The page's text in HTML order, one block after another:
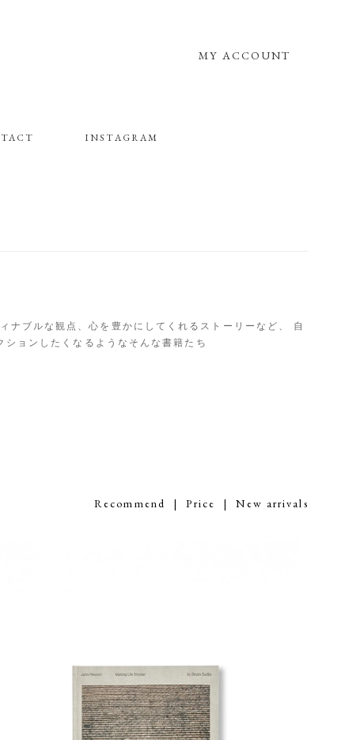
MY ACCOUNT
INSTAGRAM
ブルな観点、心を豊かにしてくれるストーリーなど、 自
ョンしたくなるようなそんな書籍たち
Recommend |Price | New arrivals